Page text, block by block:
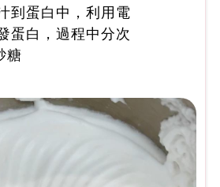
到蛋白中，利用電
蛋白，過程中分次
糖